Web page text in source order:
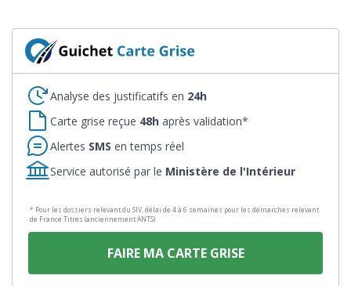
Analyse des justificatifs en 24h
Carte grise reçue 48h après validation*
Alertes SMS en temps réel
Service autorisé par le Ministère de l'Intérieur
* Pour les dossiers relevant du SIV, délai de 4 à 6 semaines pour les démarches relevant
de France Titres (anciennement ANTS)
FAIRE MA CARTE GRISE